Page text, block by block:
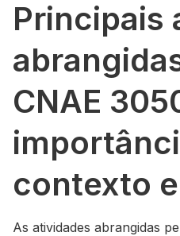
Principais
CNAE
contexto
As atividades abrangidas